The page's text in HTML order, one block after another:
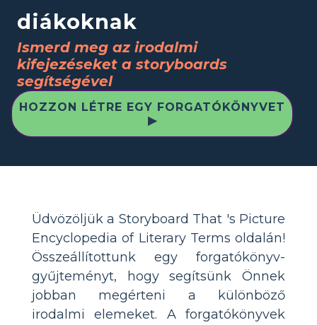
diákoknak
Ismerd meg az irodalmi
kifejezéseket a storyboards
segítségével
HOZZON LÉTRE EGY FORGATÓKÖNYVET
▶
Üdvözöljük a Storyboard That 's Picture
Encyclopedia of Literary Terms oldalán!
Összeállítottunk egy forgatókönyv-
gyűjteményt, hogy segítsünk Önnek
jobban megérteni a különböző
irodalmi elemeket. A forgatókönyvek